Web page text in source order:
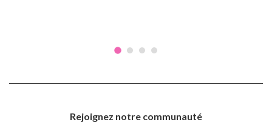
Rejoignez notre communauté